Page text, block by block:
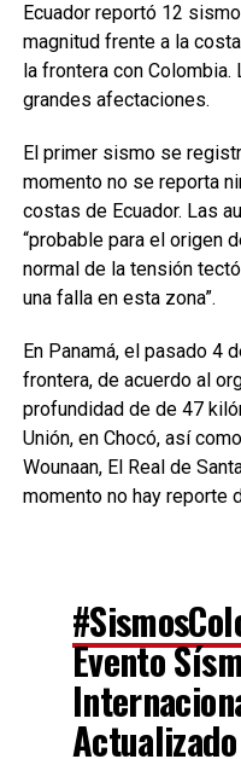
Ecuador reportó 12
magnitud frente a la
la frontera con
grandes afectaciones.
El primer sismo se
momento no se reporta
costas de Ecuador. Las
“probable para el origen
normal de la tensión
una falla en esta zona”.
En Panamá, el pasado 4
frontera, de acuerdo al
profundidad de de 47
Unión, en Chocó, así
Wounaan, El Real de
momento no hay reporte
Evento